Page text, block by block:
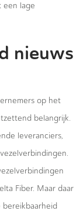
een lage
nieuws
op het
belangrijk.
leveranciers,
Fiber. Maar daar